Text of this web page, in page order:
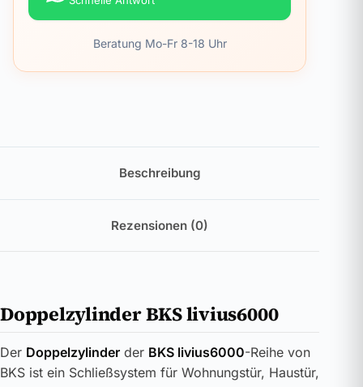
Beratung Mo-Fr 8-18 Uhr
Beschreibung
Rezensionen (0)
Doppelzylinder BKS livius6000
Der Doppelzylinder der BKS livius6000-Reihe von
BKS ist ein Schließsystem für Wohnungstür, Haustür,